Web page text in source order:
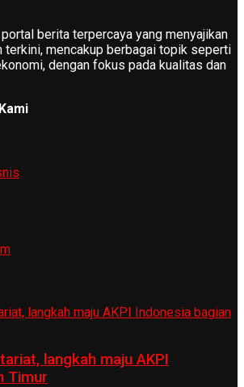
berita terpercaya yang menyajikan
terkini, mencakup berbagai topik seperti
dengan fokus pada kualitas dan
langkah maju AKPI
Timur